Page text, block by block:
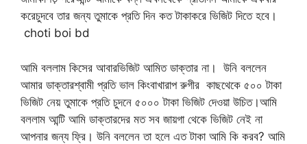
করেচুদবে তার জন্য তুমাকে প্রতি দিন কত টাকাকরে ভিজিট দিতে হবে।
choti boi bd
আমি বললাম কিসের আবারভিজিট আমিত ডাক্তার না। উনি বললেন
আমার ডাক্তারশ্বামী প্রতি ভাল কিংবাখারাপ রুগীর কাছথেকে ৫০০ টাকা
ভিজিট নেয় তুমাকে প্রতি চুদনে ৫০০০ টাকা ভিজিট দেওয়া উচিত।আমি
বললাম আন্টি আমি ডাক্তারদের মত সব জায়গা থেকে ভিজিট নেই না
আপনার জন্য ফ্রি। উনি বললেন তা হলে এত টাকা আমি কি করব? আমি